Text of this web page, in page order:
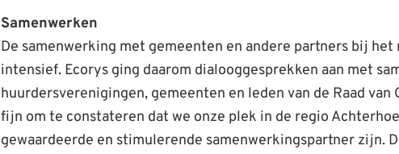
Samenwerken
De samenwerking met gemeenten en andere partners bij
intensief. Ecorys ging daarom dialooggesprekken aan met
huurdersverenigingen, gemeenten en leden van de Raad
fijn om te constateren dat we onze plek in de regio
gewaardeerde en stimulerende samenwerkingspartner zijn.